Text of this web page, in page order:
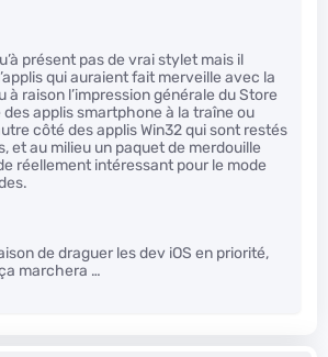
présent pas de vrai stylet mais il
qui auraient fait merveille avec la
à raison l’impression générale du Store
des applis smartphone à la traîne ou
côté des applis Win32 qui sont restés
et au milieu un paquet de merdouille
réellement intéressant pour le mode
de draguer les dev iOS en priorité,
marchera …